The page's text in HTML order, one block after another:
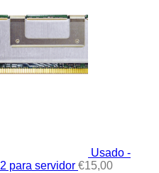
Usado -
para servidor €15,00